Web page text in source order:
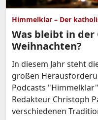
Himmelklar – Der
Was bleibt in der
Weihnachten?
In diesem Jahr steht
großen
Podcasts
Redakteur Christoph
verschiedenen